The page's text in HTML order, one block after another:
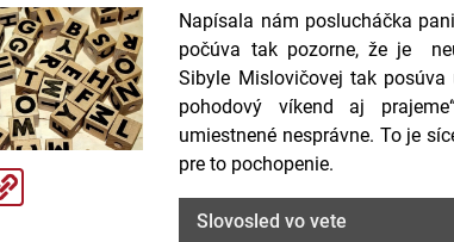
Napísala nám poslucháčka
počúva tak pozorne, že je
Sibyle Mislovičovej tak posúva
pohodový víkend aj
umiestnené nesprávne. To je
pre to pochopenie.
Slovosled vo vete